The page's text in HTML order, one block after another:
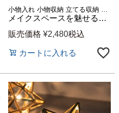
メイクスペースを魅せる収納にするガラスと真鍮のブラシスタンド 5分割 約W18×D13×H9cm [67070]
販売価格 ¥2,480税込
カートに入れる